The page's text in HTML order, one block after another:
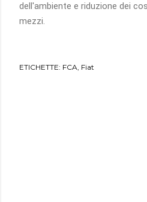
dell'ambiente e riduzione dei
mezzi.
ETICHETTE: FCA Fiat